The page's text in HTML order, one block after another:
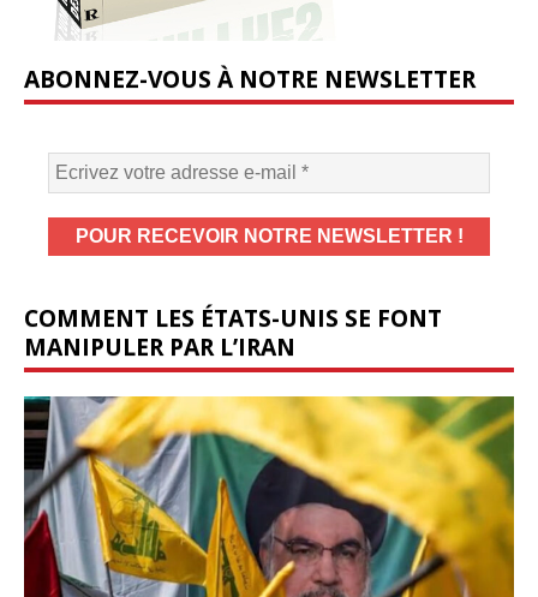
ABONNEZ-VOUS À NOTRE NEWSLETTER
COMMENT LES ÉTATS-UNIS SE FONT
MANIPULER PAR L’IRAN